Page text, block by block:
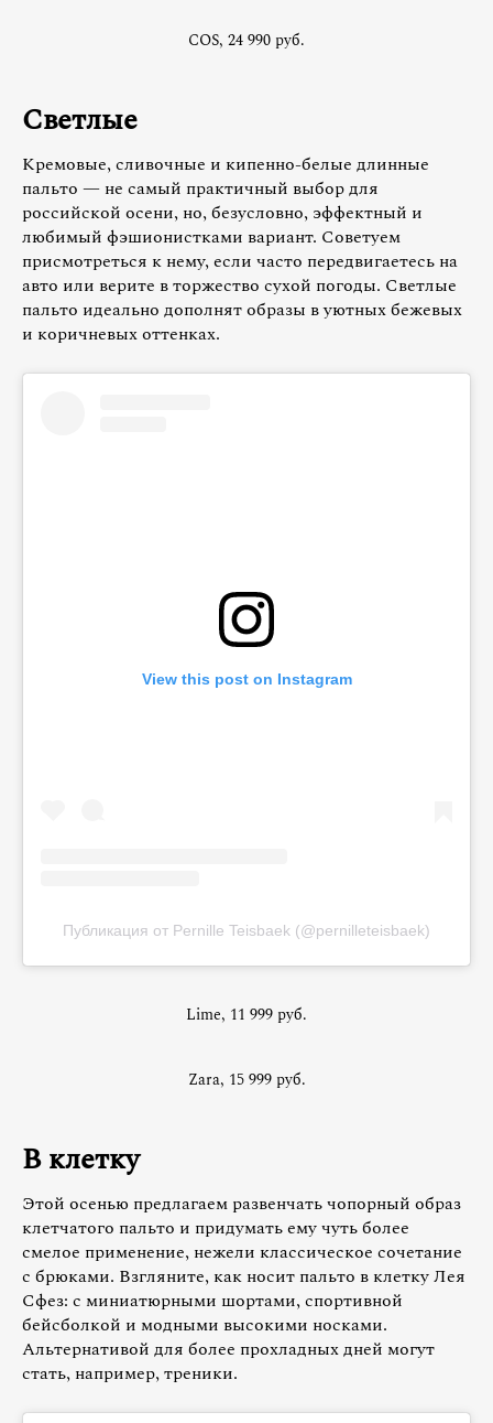
COS, 24 990 руб.
Светлые
Кремовые, сливочные и кипенно-белые длинные
пальто — не самый практичный выбор для
российской осени, но, безусловно, эффектный и
любимый фэшионистками вариант. Советуем
присмотреться к нему, если часто передвигаетесь на
авто или верите в торжество сухой погоды. Светлые
пальто идеально дополнят образы в уютных бежевых
и коричневых оттенках.
View this post on Instagram
Публикация от Pernille Teisbaek (@pernilleteisbaek)
Lime, 11 999 руб.
Zara, 15 999 руб.
В клетку
Этой осенью предлагаем развенчать чопорный образ
клетчатого пальто и придумать ему чуть более
смелое применение, нежели классическое сочетание
с брюками. Взгляните, как носит пальто в клетку Лея
Сфез: с миниатюрными шортами, спортивной
бейсболкой и модными высокими носками.
Альтернативой для более прохладных дней могут
стать, например, треники.